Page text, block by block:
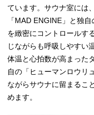
ています。サウナ室には
「MAD ENGINE」と独
を緻密にコントロールす
じながらも呼吸しやすい
体温と心拍数が高まった
自の「ヒューマンロウリ
ながらサウナに留まるこ
めます。